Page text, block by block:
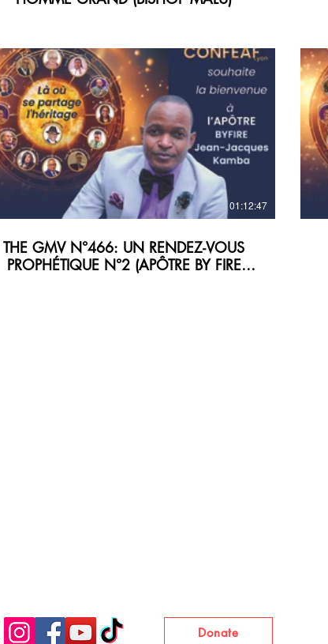
01:12:47
THE GMV N°466: UN RENDEZ-VOUS
PROPHÉTIQUE N°2 (APÔTRE BY FIRE
Donate